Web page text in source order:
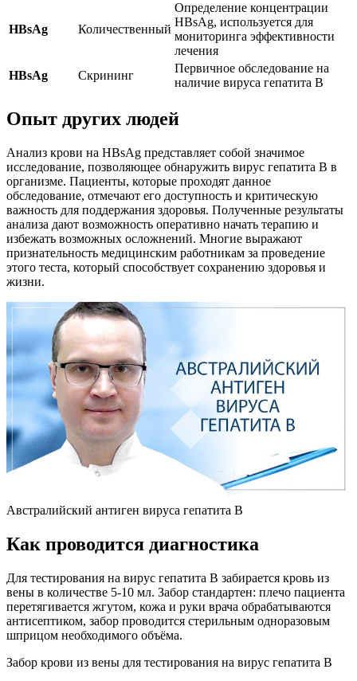
HBsAg Количественный
Определение концентрации
HBsAg, используется для
мониторинга эффективности
лечения
HBsAg
Скрининг
Первичное обследование на
наличие вируса гепатита В
Опыт других людей
Анализ крови на HBsAg представляет собой значимое
исследование, позволяющее обнаружить вирус гепатита B в
организме. Пациенты, которые проходят данное
обследование, отмечают его доступность и критическую
важность для поддержания здоровья. Полученные результаты
анализа дают возможность оперативно начать терапию и
избежать возможных осложнений. Многие выражают
признательность медицинским работникам за проведение
этого теста, который способствует сохранению здоровья и
жизни.
Австралийский антиген вируса гепатита В
Как проводится диагностика
Для тестирования на вирус гепатита B забирается кровь из
вены в количестве 5-10 мл. Забор стандартен: плечо пациента
перетягивается жгутом, кожа и руки врача обрабатываются
антисептиком, забор проводится стерильным одноразовым
шприцом необходимого объёма.
Забор крови из вены для тестирования на вирус гепатита B